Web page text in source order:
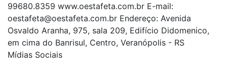
99680.8359 www.oestafeta.com.br E-mail:
oestafeta@oestafeta.com.br Endereço: Avenida
Osvaldo Aranha, 975, sala 209, Edifício Didomenico,
em cima do Banrisul, Centro, Veranópolis - RS
Mídias Sociais